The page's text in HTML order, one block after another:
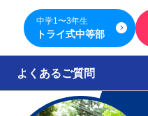
中学1〜3年生
トライ式中等部
よくあるご質問